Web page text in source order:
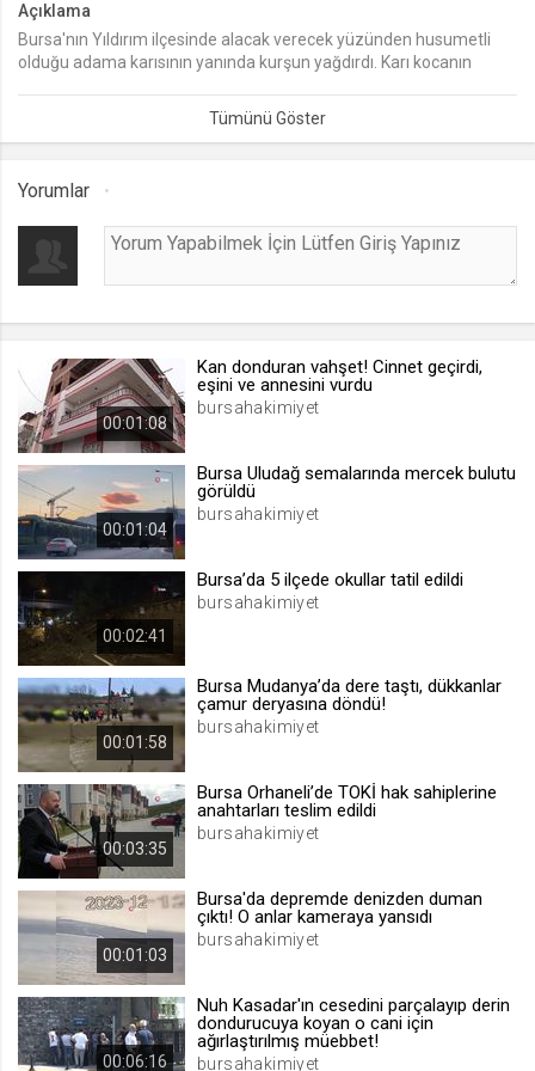
lang
.web.tv
Seçilen dil tercihini tutmak
.web.tv
[hash]
.web.tv
Site içeriği önerme
voteLike*
.web.tv
1 ay
.web.tv
İsimsiz ziyaretçi için site içeriği
Açıklama
Bursa'nın Yıldırım ilçesinde alacak verecek yüzünden husumetli
olduğu adama karısının yanında kurşun yağdırdı. Karı kocanın
Yorumlar
00:01:08
Kan donduran vahşet! Cinnet geçirdi,
eşini ve annesini vurdu
bursahakimiyet
00:01:04
Bursa Uludağ semalarında mercek bulutu
görüldü
bursahakimiyet
00:02:41
Bursa’da 5 ilçede okullar tatil edildi
bursahakimiyet
00:01:58
Bursa Mudanya’da dere taştı, dükkanlar
çamur deryasına döndü!
bursahakimiyet
00:03:35
Bursa Orhaneli’de TOKİ hak sahiplerine
anahtarları teslim edildi
bursahakimiyet
00:01:03
Bursa'da depremde denizden duman
çıktı! O anlar kameraya yansıdı
bursahakimiyet
00:06:16
Nuh Kasadar'ın cesedini parçalayıp derin
dondurucuya koyan o cani için
ağırlaştırılmış müebbet!
bursahakimiyet